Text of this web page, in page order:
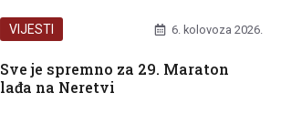
VIJESTI 6. kolovoza 2026.
Sve je spremno za 29. Maraton
lađa na Neretvi